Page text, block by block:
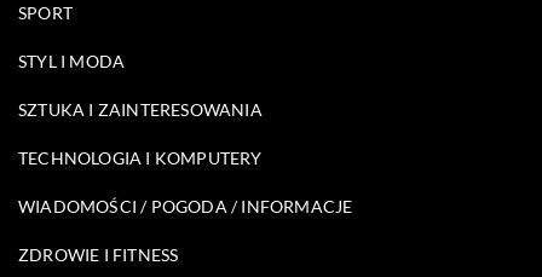
SPORT
STYL I MODA
SZTUKA I ZAINTERESOWANIA
TECHNOLOGIA I KOMPUTERY
WIADOMOŚCI / POGODA / INFORMACJE
ZDROWIE I FITNESS